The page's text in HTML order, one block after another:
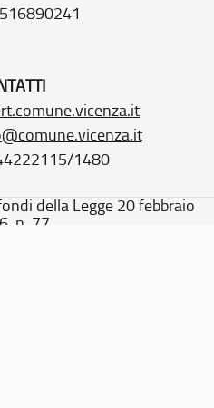
1480
della Legge 20 febbraio
n. 77